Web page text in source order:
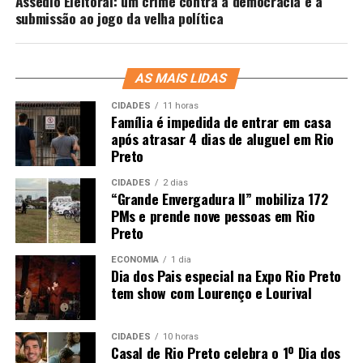
submissão ao jogo da velha política
AS MAIS LIDAS
CIDADES 11 horas
Família é impedida de entrar em casa
após atrasar 4 dias de aluguel em Rio
Preto
CIDADES 2 dias
“Grande Envergadura II” mobiliza 172
PMs e prende nove pessoas em Rio
Preto
ECONOMIA 1 dia
Dia dos Pais especial na Expo Rio Preto
tem show com Lourenço e Lourival
CIDADES 10 horas
Casal de Rio Preto celebra o 1º Dia dos